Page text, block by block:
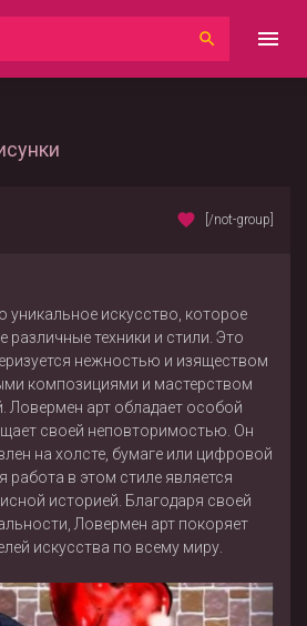
[/not-group]
уникальное искусство, которое
различные техники и стили. Это
нежностью и изяществом
композициями и мастерством
Ловермен арт обладает особой
своей неповторимостью. Он
на холсте, бумаге или цифровой
работа в этом стиле является
историей. Благодаря своей
Ловермен арт покоряет
искусства по всему миру.